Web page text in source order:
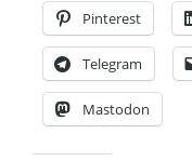
Pinterest
Telegram
Mastodon